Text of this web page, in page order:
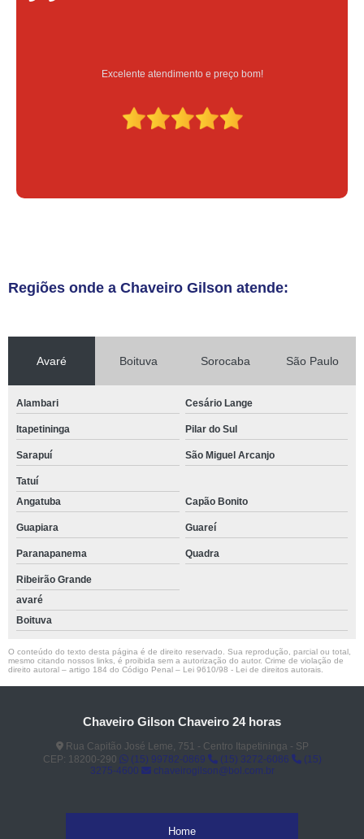
Serviço feito na hora e de qualidade
Regiões onde a Chaveiro Gilson atende:
Avaré Boituva Sorocaba São Paulo
Alambari Cesário Lange
Itapetininga Pilar do Sul
Sarapuí São Miguel Arcanjo
Tatuí
Angatuba
Capão Bonito
Guapiara Guareí
Paranapanema Quadra
Ribeirão Grande
avaré
Boituva
O conteúdo do texto desta página é de direito reservado. Sua reprodução, parcial ou total,
mesmo citando nossos links, é proibida sem a autorização do autor. Crime de violação de
direito autoral – artigo 184 do Código Penal – Lei 9610/98 - Lei de direitos autorais
Chaveiro Gilson Chaveiro 24 horas
Rua Capitão José Leme, 751 - Centro Itapetininga - SP
CEP: 18200-290
(15) 99782-0869 (15) 3272-6086
(15)
3275-4600
chaveirogilson@bol.com.br
Home